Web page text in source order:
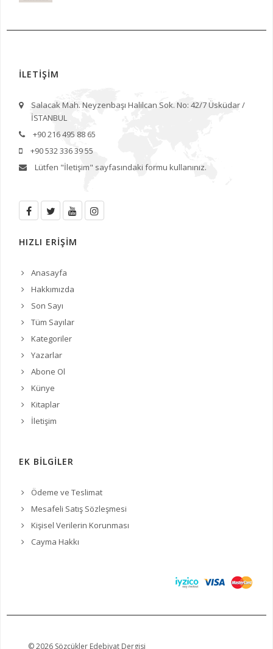
İLETİŞİM
Salacak Mah. Neyzenbaşı Halilcan Sok. No: 42/7 Üsküdar /
İSTANBUL
+90 216 495 88 65
+90 532 336 39 55
Lütfen "İletişim" sayfasındaki formu kullanınız.
HIZLI ERİŞİM
Anasayfa
Hakkımızda
Son Sayı
Tüm Sayılar
Kategoriler
Yazarlar
Abone Ol
Künye
Kitaplar
İletişim
EK BİLGİLER
Ödeme ve Teslimat
Mesafeli Satış Sözleşmesi
Kişisel Verilerin Korunması
Cayma Hakkı
© 2026 Sözcükler Edebiyat Dergisi